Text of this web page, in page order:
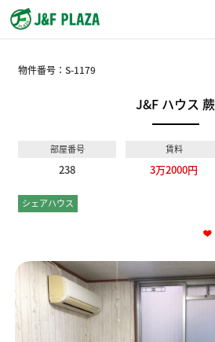
物件番号：S-1179
J&F ハウス 蕨
部屋番号
238
賃料
3万2000円
シェアハウス